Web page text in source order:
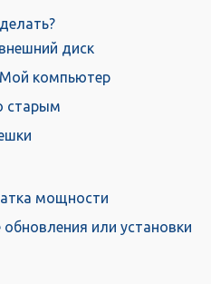
диск
Мой компьютер
старым
мощности
или установки